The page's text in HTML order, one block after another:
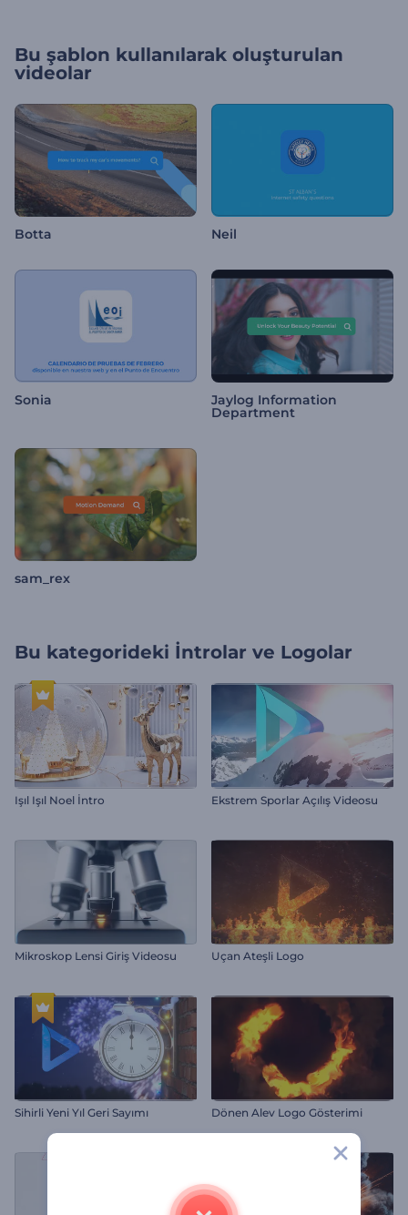
Bu şablon kullanılarak oluşturulan
videolar
Botta Neil
Sonia Jaylog Information
Department
sam_rex
Bu kategorideki İntrolar ve Logolar
Işıl Işıl Noel İntro Ekstrem Sporlar Açılış Videosu
Mikroskop Lensi Giriş Videosu Uçan Ateşli Logo
Sihirli Yeni Yıl Geri Sayımı Dönen Alev Logo Gösterimi